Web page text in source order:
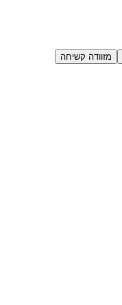
מזוודה קשיחה